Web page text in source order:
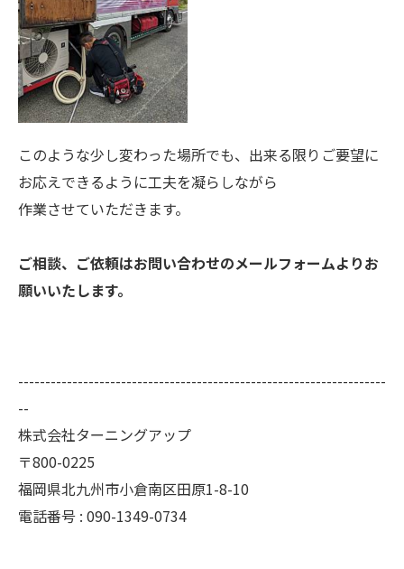
このような少し変わった場所でも、出来る限りご要望に
お応えできるように工夫を凝らしながら
作業させていただきます。
ご相談、ご依頼はお問い合わせのメールフォームよりお
願いいたします。
--------------------------------------------------------------------
--
株式会社ターニングアップ
〒800-0225
福岡県北九州市小倉南区田原1-8-10
電話番号 : 090-1349-0734